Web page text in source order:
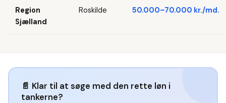
Region
Sjælland
Roskilde 50.000–70.000 kr./md.
📄 Klar til at søge med den rette løn i
tankerne?